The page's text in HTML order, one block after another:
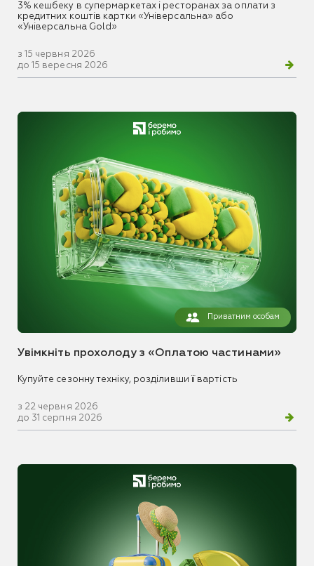
3% кешбеку в супермаркетах і ресторанах за оплати з
кредитних коштів картки «Універсальна» або
«Універсальна Gold»
з 15 червня 2026
до 15 вересня 2026
Приватним особам
Увімкніть прохолоду з «Оплатою частинами»
Купуйте сезонну техніку, розділивши її вартість
з 22 червня 2026
до 31 серпня 2026